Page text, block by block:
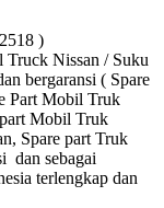
)
Truck Nissan / Suku
bergaransi ( Spare
Part Mobil Truk
Mobil Truk
Spare part Truk
dan sebagai
terlengkap dan